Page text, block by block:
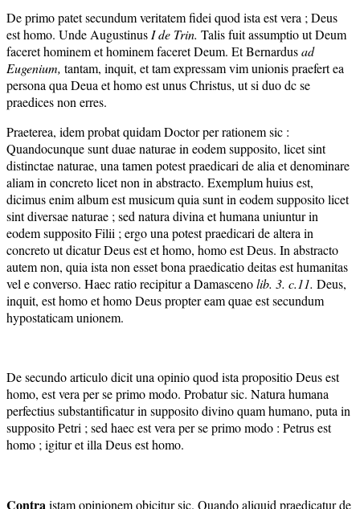
De primo patet secundum veritatem fidei quod ista est vera ; Deus
est homo. Unde Augustinus Ide Trin. Talis fuit assumptio ut Deum
faceret hominem et hominem faceret Deum. Et Bernardusad
Eugenium, tantam, inquit, et tam expressam vim unionis praefert ea
persona qua Deua et homo est unus Christus, ut si duo dc se
praedices non erres.
Praeterea, idem probat quidam Doctor per rationem sic :
Quandocunque sunt duae naturae in eodem supposito, licet sint
distinctae naturae, una tamen potest praedicari de alia et denominare
aliam in concreto licet non in abstracto. Exemplum huius est,
dicimus enim album est musicum quia sunt in eodem supposito licet
sint diversae naturae ; sed natura divina et humana uniuntur in
eodem supposito Filii ; ergo una potest praedicari de altera in
concreto ut dicatur Deus est et homo, homo est Deus. In abstracto
autem non, quia ista non esset bona praedicatio deitas est humanitas
vel e converso. Haec ratio recipitur a Damascenolib. 3. c.11. Deus,
inquit, est homo et homo Deus propter eam quae est secundum
hypostaticam unionem.
De secundo articulo dicit una opinio quod ista propositio Deus est
homo, est vera per se primo modo. Probatur sic. Natura humana
perfectius substantificatur in supposito divino quam humano, puta in
supposito Petri ; sed haec est vera per se primo modo : Petrus est
homo ; igitur et illa Deus est homo.
Contra istam opinionem obicitur sic. Quando aliquid praedicatur de